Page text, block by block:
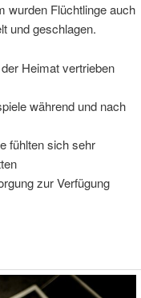
wurden Flüchtlinge auch
und geschlagen.
Heimat vertrieben
während und nach
fühlten sich sehr
zur Verfügung